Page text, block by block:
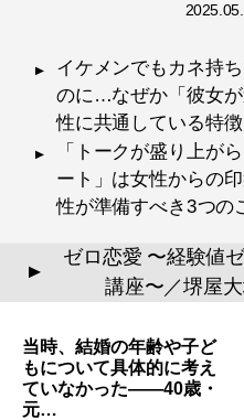
イケメンでもカネ持
のに…なぜか「彼女
性に共通している特
「トークが盛り上が
ート」は女性からの
性が準備すべき3つ
▲
ゼロ恋愛 〜経験値
講座〜／堺屋
当時、結婚の年齢や子ど
もについて具体的に考え
ていなかった――40歳・
元…